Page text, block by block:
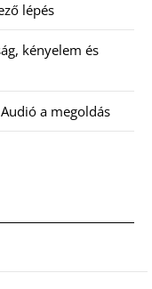
lépés
kényelem és
a megoldás